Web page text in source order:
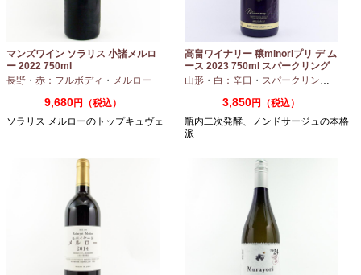
マンズワイン ソラリス 小諸メルロ
ー 2022 750ml
長野 ・ 赤：フルボディ ・ メルロー
9,680円（税込）
ソラリス メルローのトップキュヴェ
高畠ワイナリー 穣minoriプリ デ ム
ース 2023 750ml スパークリング
ワイン
山形 ・ 白：辛口 ・ スパークリングワイン
3,850円（税込）
瓶内二次発酵、ノンドサージュの本格
派